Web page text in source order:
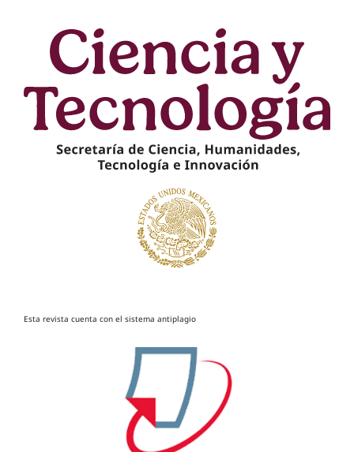
Esta revista cuenta con el sistema antiplagio